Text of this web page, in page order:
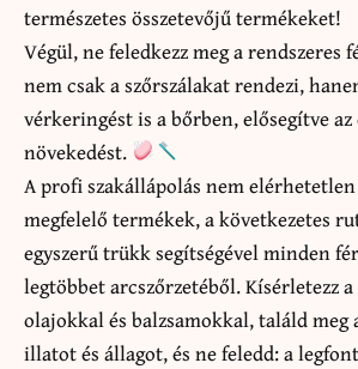
természetes összetevőjű termékeket!
Végül, ne feledkezz meg a rendszeres
nem csak a szőrszálakat rendezi,
vérkeringést is a bőrben, elősegítve az
növekedést.
A profi szakállápolás nem
megfelelő termékek, a következetes
egyszerű trükk segítségével minden
legtöbbet arcszőrzetéből. Kísérletezz
olajokkal és balzsamokkal, találd meg
illatot és állagot, és ne feledd: a